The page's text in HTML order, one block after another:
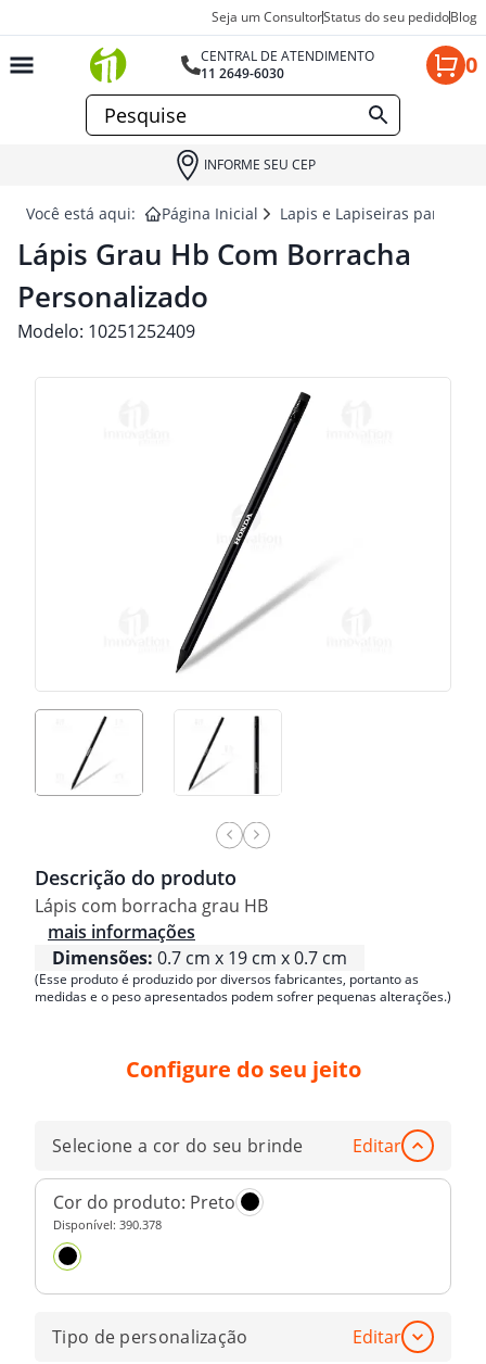
Seja um ConsultorStatus do seu pedidoBlog
CENTRAL DE ATENDIMENTO
11 2649-6030
0
INFORME SEU CEP
Você está aqui: Página Inicial Lapis e Lapiseiras para
Lápis Grau Hb Com Borracha
Personalizado
Modelo: 10251252409
Descrição do produto
Lápis com borracha grau HB
mais informações
Dimensões: 0.7 cm x 19 cm x 0.7 cm
(Esse produto é produzido por diversos fabricantes, portanto as
medidas e o peso apresentados podem sofrer pequenas alterações.)
Configure do seu jeito
Selecione a cor do seu brinde Editar
Cor do produto: Preto
Disponível: 390.378
Tipo de personalização Editar